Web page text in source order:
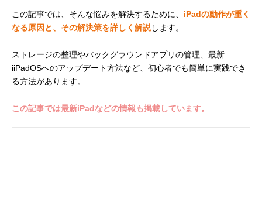
この記事では、そんな悩みを解決するために、 iPadの動作が重く
なる原因と、その解決策を詳しく解説します。
ストレージの整理やバックグラウンドアプリの管理、最新
iiPadOSへのアップデート方法など、初心者でも簡単に実践でき
る方法があります。
この記事では最新iPadなどの情報も掲載しています。